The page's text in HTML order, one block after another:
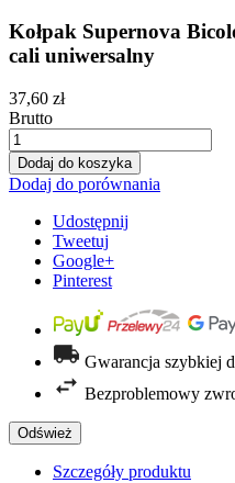
Kołpak Supernova
cali uniwersalny
37,60 zł
Brutto
Dodaj do koszyka
Dodaj do porównania
Udostępnij
Tweetuj
Google+
Pinterest
Gwarancja szybkiej
Bezproblemowy
Szczegóły produktu